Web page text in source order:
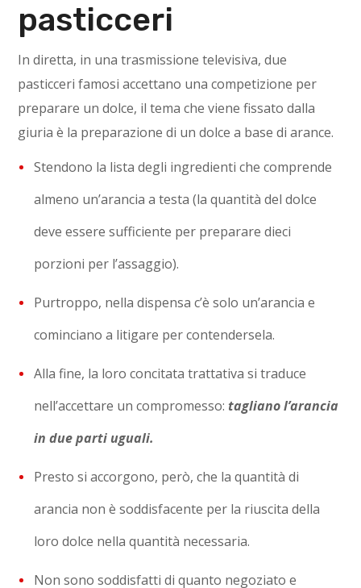
pasticceri
In diretta, in una trasmissione televisiva, due
pasticceri famosi accettano una competizione per
preparare un dolce, il tema che viene fissato dalla
giuria è la preparazione di un dolce a base di arance.
Stendono la lista degli ingredienti che comprende
almeno un’arancia a testa (la quantità del dolce
deve essere sufficiente per preparare dieci
porzioni per l’assaggio).
Purtroppo, nella dispensa c’è solo un’arancia e
cominciano a litigare per contendersela.
Alla fine, la loro concitata trattativa si traduce
nell’accettare un compromesso:tagliano l’arancia
in due parti uguali.
Presto si accorgono, però, che la quantità di
arancia non è soddisfacente per la riuscita della
loro dolce nella quantità necessaria.
Non sono soddisfatti di quanto negoziato e